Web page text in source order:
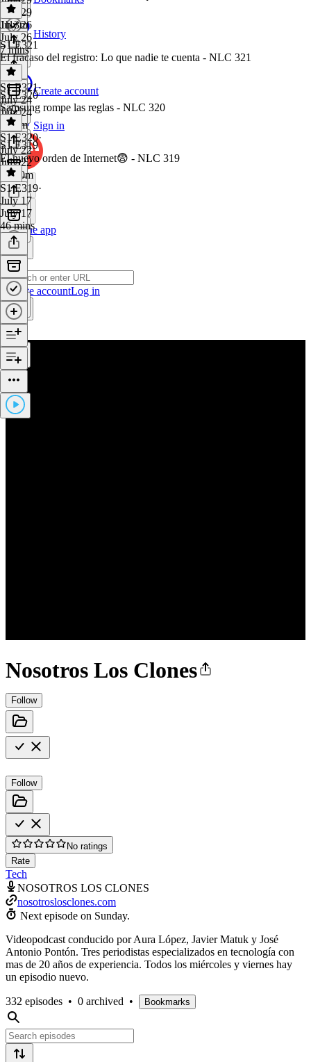
History
Create account
Sign in
Get the app
Create accountLog in
Nosotros Los Clones
Follow
Follow
No ratings
Rate
Tech
NOSOTROS LOS CLONES
nosotroslosclones.com
Next episode on Sunday.
Videopodcast conducido por Aura López, Javier Matuk y José
Antonio Pontón. Tres periodistas especializados en tecnología con
mas de 20 años de experiencia. Todos los miércoles y viernes hay
un episodio nuevo.
332 episodes • 0 archived • Bookmarks
July 29
1h 3m
July 26
July 26
7 mins
S1 E321
El fracaso del registro: Lo que nadie te cuenta - NLC 321
S1 E321·
July 24
July 24
1h 9m
S1 E320
Samsung rompe las reglas - NLC 320
S1 E320·
July 22
July 22
1h 10m
S1 E319
El nuevo orden de Internet😨 - NLC 319
S1 E319·
July 17
July 17
46 mins